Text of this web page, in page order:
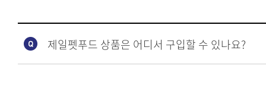
제일펫푸드 상품은 어디서 구입할 수 있나요?